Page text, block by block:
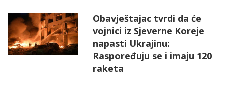
Obavještajac tvrdi da će
vojnici iz Sjeverne Koreje
napasti Ukrajinu:
Raspoređuju se i imaju 120
raketa